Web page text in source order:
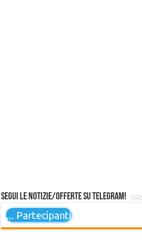
Segui le notizie/offerte su Telegram!
... Partecipanti